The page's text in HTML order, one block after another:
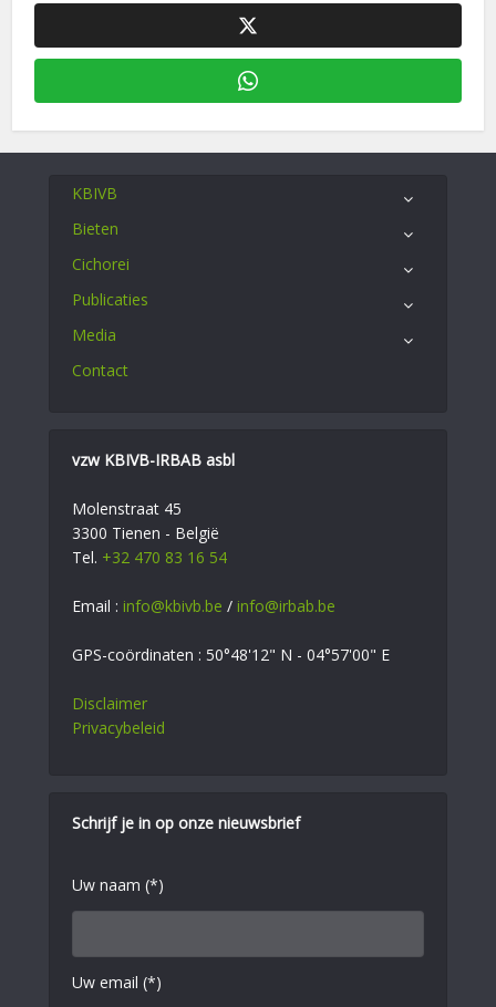
KBIVB
Bieten
Cichorei
Publicaties
Media
Contact
vzw KBIVB-IRBAB asbl
Molenstraat 45
3300 Tienen - België
Tel. +32 470 83 16 54
Email : info@kbivb.be / info@irbab.be
GPS-coördinaten : 50°48'12" N - 04°57'00" E
Disclaimer
Privacybeleid
Schrijf je in op onze nieuwsbrief
Uw naam (*)
Uw email (*)